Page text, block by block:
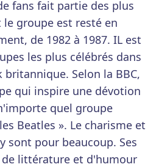
fans fait partie des plus
groupe est resté en
de 1982 à 1987. IL est
les plus célébrés dans
Selon la BBC,
qui inspire une dévotion
quel groupe
Beatles ». Le charisme et
sont pour beaucoup. Ses
littérature et d'humour